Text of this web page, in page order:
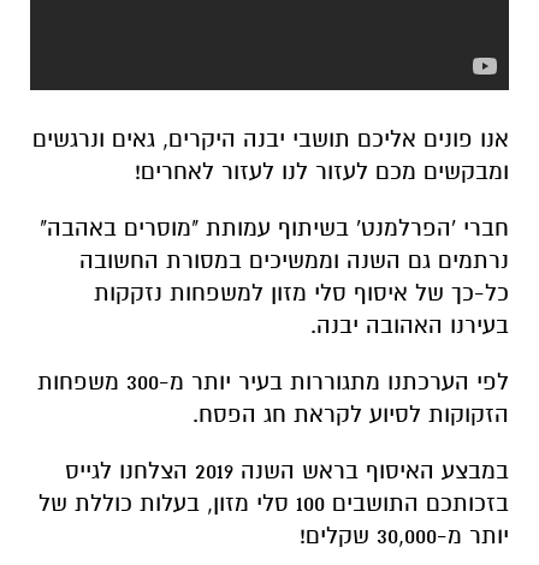
אנו פונים אליכם תושבי יבנה היקרים, גאים ונרגשים
ומבקשים מכם לעזור לנו לעזור לאחרים!
חברי 'הפרלמנט' בשיתוף עמותת "מוסרים באהבה"
נרתמים גם השנה וממשיכים במסורת החשובה
כל-כך של איסוף סלי מזון למשפחות נזקקות
בעירנו האהובה יבנה.
לפי הערכתנו מתגוררות בעיר יותר מ-300 משפחות
הזקוקות לסיוע לקראת חג הפסח.
במבצע האיסוף בראש השנה 2019 הצלחנו לגייס
בזכותכם התושבים 100 סלי מזון, בעלות כוללת של
יותר מ-30,000 שקלים!